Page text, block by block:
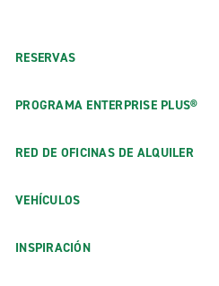
RESERVAS
PROGRAMA ENTERPRISE PLUS®
RED DE OFICINAS DE ALQUILER
VEHÍCULOS
INSPIRACIÓN